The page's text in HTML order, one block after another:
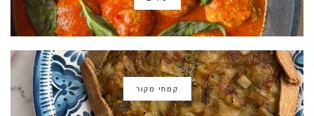
קמחי מקור